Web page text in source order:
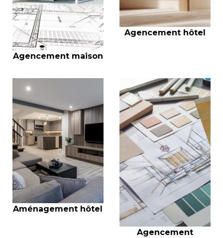
Agencement maison
Agencement hôtel
Aménagement hôtel
Agencement